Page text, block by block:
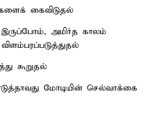
கைவிடுதல்
அமிர்த காலம்
கூறுதல்
மோடியின் செல்வாக்கை